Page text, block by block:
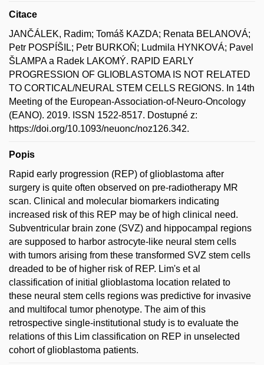
Citace
JANČÁLEK, Radim; Tomáš KAZDA; Renata BELANOVÁ;
Petr POSPÍŠIL; Petr BURKOŇ; Ludmila HYNKOVÁ; Pavel
ŠLAMPA a Radek LAKOMÝ. RAPID EARLY
PROGRESSION OF GLIOBLASTOMA IS NOT RELATED
TO CORTICAL/NEURAL STEM CELLS REGIONS. In 14th
Meeting of the European-Association-of-Neuro-Oncology
(EANO). 2019. ISSN 1522-8517. Dostupné z:
https://doi.org/10.1093/neuonc/noz126.342.
Popis
Rapid early progression (REP) of glioblastoma after
surgery is quite often observed on pre-radiotherapy MR
scan. Clinical and molecular biomarkers indicating
increased risk of this REP may be of high clinical need.
Subventricular brain zone (SVZ) and hippocampal regions
are supposed to harbor astrocyte-like neural stem cells
with tumors arising from these transformed SVZ stem cells
dreaded to be of higher risk of REP. Lim's et al
classification of initial glioblastoma location related to
these neural stem cells regions was predictive for invasive
and multifocal tumor phenotype. The aim of this
retrospective single-institutional study is to evaluate the
relations of this Lim classification on REP in unselected
cohort of glioblastoma patients.